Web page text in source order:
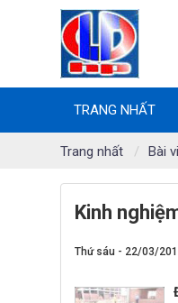
TRANG NHẤT
Trang nhất Bài
Kinh
Thứ sáu - 22/03/